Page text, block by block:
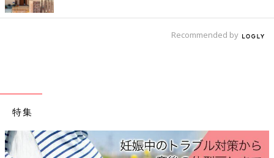
Recommended by
特集